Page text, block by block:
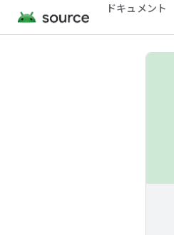
ドキュメント